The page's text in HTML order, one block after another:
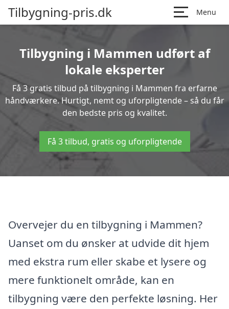
Tilbygning-pris.dk Menu
Tilbygning i Mammen udført af
lokale eksperter
Få 3 gratis tilbud på tilbygning i Mammen fra erfarne
håndværkere. Hurtigt, nemt og uforpligtende – så du får
den bedste pris og kvalitet.
Få 3 tilbud, gratis og uforpligtende
Overvejer du en tilbygning i Mammen?
Uanset om du ønsker at udvide dit hjem
med ekstra rum eller skabe et lysere og
mere funktionelt område, kan en
tilbygning være den perfekte løsning. Her